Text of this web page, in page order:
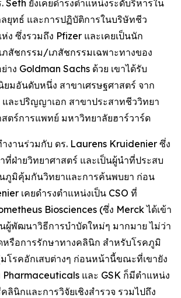
Seth ยังเคยดำรงตำแหน่งระดับริหารใน
ยุทธ์ และการปฏิบัติการในบริษัทชีว
ง ซึ่งรวมถึง Pfizer และเคยเป็นนัก
ภสัชกรรม/เภสัชกรรมเฉพาะทางของ
ง Goldman Sachs ด้วย เขาได้รับ
มอันดับหนึ่ง สาขาเศรษฐศาสตร์ จาก
และปริญญาเอก สาขาประสาทชีววิทยา
ตร์การแพทย์ มหาวิทยาลัยฮาร์วาร์ด
ำงานร่วมกับ ดร. Laurens Kruidenier ซึ่ง
ที่ฝ่ายวิทยาศาสตร์ และเป็นผู้นำที่ประสบ
ภูมิคุ้มกันวิทยาและการค้นพบยา ก่อน
เคยดำรงตำแหน่งเป็น CSO ที่
Biosciences (ซึ่ง Merck ได้เข้า
ผู้พัฒนาวิธีการบำบัดใหม่ๆ มากมาย ไม่ว่า
หรือการรักษาทางคลินิก สำหรับโรคภูมิ
โรคอักเสบต่างๆ ก่อนหน้านี้ขณะที่เขายัง
และ GSK ก็มีตำแหน่ง
ลินิกและการวิจัยเชิงสำรวจ รวมไปถึง